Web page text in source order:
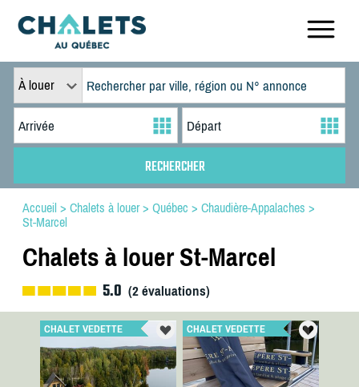
À louer
Accueil > Chalets à louer> Québec > Chaudière-Appalaches >
St-Marcel
Chalets à louer St-Marcel
5.0 (2évaluations)
CHALET VEDETTE CHALET VEDETTE